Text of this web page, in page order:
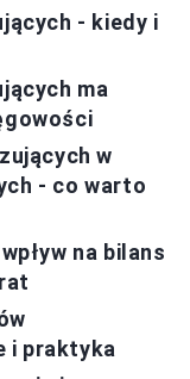
- kiedy i
ma
w
- co warto
na bilans
i praktyka